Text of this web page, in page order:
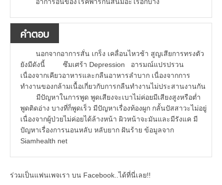
อาการอื่นของโรคพาร์กินสันมีอะไรอีกบ้าง
คำตอบ
นอกจากอาการสั่น เกร็ง เคลื่อนไหวช้า สูญเสียการทรงตัว
ยังมีดังนี้ ซึมเศร้า Depression อารมณ์แปรปรวน
เนื่องจากเคียวอาหารและกลืนอาหารลำบาก เนื่องจากการ
ทำงานของกล้ามเนื้อเกี่ยวกับการกลืนทำงานไม่ประสานงานกัน
มีปัญหาในการพูด พูดเสียงจะเบาไม่ค่อยมีเสียงสูงหรือต่ำ
พูดติดอ่าง บางที่ก็พูดเร็ว มีปัญหาเรื่องท้องผูก กลั้นปัสสาวะไม่อยู่
เนื่องจากผู้ป่วยไม่ค่อยได้ล้างหน้า ผิวหน้าจะมันและมีรังแค มี
ปัญหาเรื่องการนอนหลับ หลับยาก ฝันร้าย ข้อมูลจาก
Siamhealth net
ร่วมเป็นแฟนเพจเรา บน Facebook..ได้ที่นี่เลย!!